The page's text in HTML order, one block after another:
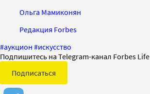
Ольга Мамиконян
Редакция Forbes
#аукцион #искусство
Подпишитесь на Telegram-канал Forbes Life
Подписаться